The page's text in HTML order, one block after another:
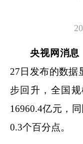
央视网消息
27日发布的数据
步回升，全国
16960.4亿元，
0.3个百分点。